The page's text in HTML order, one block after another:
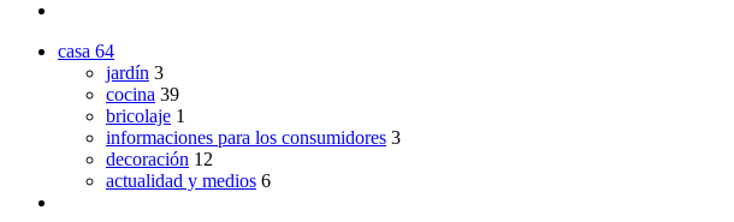
casa 64
jardín 3
cocina 39
bricolaje 1
informaciones para los consumidores 3
decoración 12
actualidad y medios 6